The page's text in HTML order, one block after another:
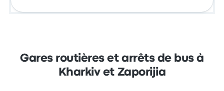
Gares routières et arrêts de bus à
Kharkiv et Zaporijia